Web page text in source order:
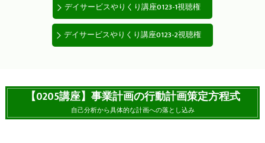
デイサービスやりくり講座0123-1視聴権
デイサービスやりくり講座0123-2視聴権
【0205講座】事業計画の行動計画策定方程式
自己分析から具体的な計画への落とし込み